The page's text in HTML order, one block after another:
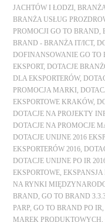
JACHTÓW I ŁODZI
,
BRANŻA USŁUG
PROMOCJI GO TO BRAND ,
BRAND - BRANŻA IT/ICT,
DOFINANSOWANIE GO TO
EKSPORT,DOTACJE
DLA EKSPORTERÓW,
PROMOCJA MARKI
,
EKSPORTOWE KRAKÓW,
DOTACJE NA PROJEKTY
DOTACJE NA PROMOCJE
DOTACJE UNIJNE 2016
EKSPORTERÓW 2016 ,
DOTACJE UNIJNE PO IR
EKSPORTOWE ,EKSPANSJA
NA RYNKI
BRAND ,GO TO BRAND
PARP ,GO TO BRAND PO IR
MAREK PRODUKTOWYCH